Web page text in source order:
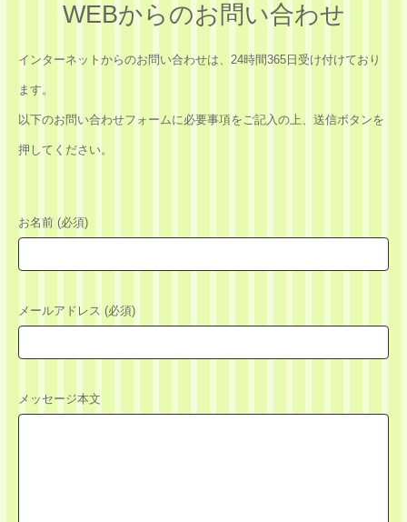
WEBからのお問い合わせ
インターネットからのお問い合わせは、24時間365日受け付けており
ます。
以下のお問い合わせフォームに必要事項をご記入の上、送信ボタンを
押してください。
お名前 (必須)
メールアドレス (必須)
メッセージ本文